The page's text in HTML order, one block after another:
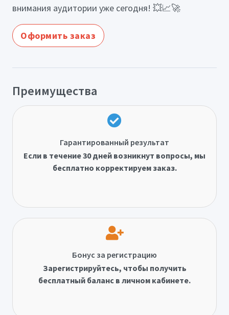
внимания аудитории уже сегодня! 💥📈🚀
Оформить заказ
Преимущества
Гарантированный результат
Если в течение 30 дней возникнут вопросы, мы
бесплатно корректируем заказ.
Бонус за регистрацию
Зарегистрируйтесь, чтобы получить
бесплатный баланс в личном кабинете.